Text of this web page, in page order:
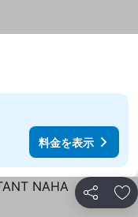
料金を表示
シェア お